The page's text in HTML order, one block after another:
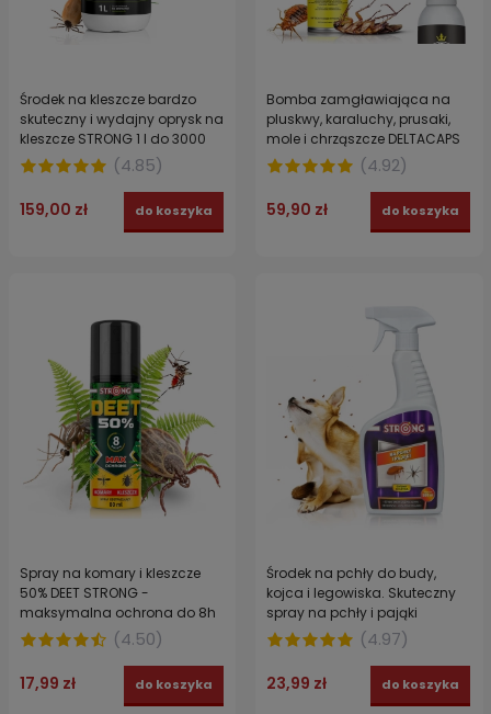
Środek na kleszcze bardzo
skuteczny i wydajny oprysk na
kleszcze STRONG 1 l do 3000
m²
(4.85)
159,00 zł do koszyka
Bomba zamgławiająca na
pluskwy, karaluchy, prusaki,
mole i chrząszcze DELTACAPS
FORTE zabezpiecza do 100 m3
(4.92)
59,90 zł do koszyka
Spray na komary i kleszcze
50% DEET STRONG -
maksymalna ochrona do 8h
bez ukąszeń
(4.50)
17,99 zł do koszyka
Środek na pchły do budy,
kojca i legowiska. Skuteczny
spray na pchły i pająki
wewnątrz i na zewnątrz
pomieszczeń STRONG 500 ml
(4.97)
23,99 zł do koszyka